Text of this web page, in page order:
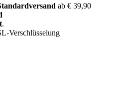
ab € 39,90
.
Verschlüsselung